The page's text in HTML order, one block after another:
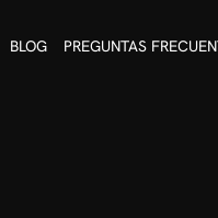
BLOG PREGUNTAS